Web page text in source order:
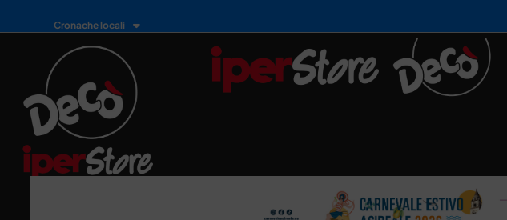
Cronache locali